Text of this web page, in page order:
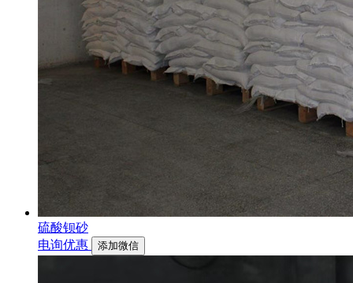
硫酸钡砂
电询优惠
添加微信